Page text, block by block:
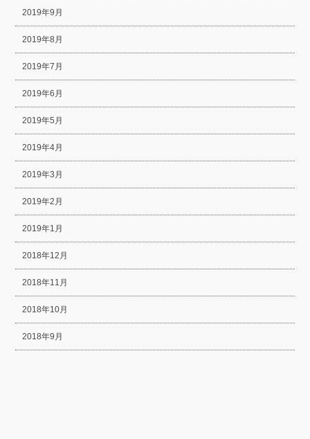
2019年9月
2019年8月
2019年7月
2019年6月
2019年5月
2019年4月
2019年3月
2019年2月
2019年1月
2018年12月
2018年11月
2018年10月
2018年9月